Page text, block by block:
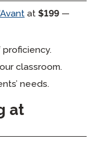
at $199 —
classroom.
needs.
at